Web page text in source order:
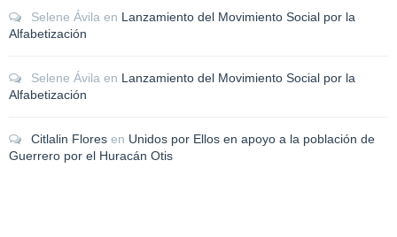
Selene Ávila en Lanzamiento del Movimiento Social por la
Alfabetización
Selene Ávila en Lanzamiento del Movimiento Social por la
Alfabetización
Citlalin Flores en Unidos por Ellos en apoyo a la población de
Guerrero por el Huracán Otis